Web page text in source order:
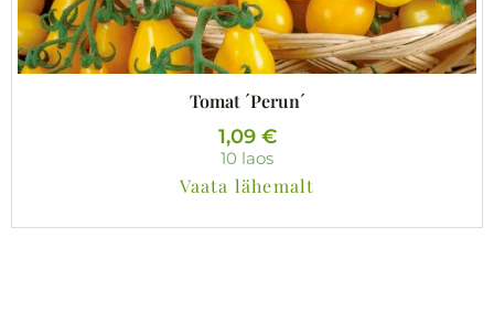
Tomat ´Perun´
1,09 €
10 laos
Vaata lähemalt